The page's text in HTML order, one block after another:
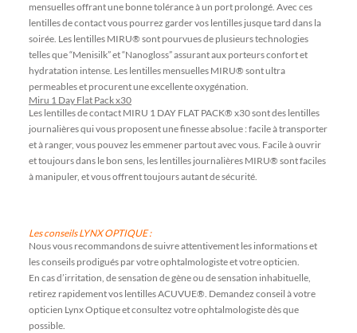
mensuelles offrant une bonne tolérance à un port prolongé. Avec ces
lentilles de contact vous pourrez garder vos lentilles jusque tard dans la
soirée. Les lentilles MIRU® sont pourvues de plusieurs technologies
telles que “Menisilk” et “Nanogloss” assurant aux porteurs confort et
hydratation intense. Les lentilles mensuelles MIRU® sont ultra
permeables et procurent une excellente oxygénation.
Miru 1 Day Flat Pack x30
Les lentilles de contact MIRU 1 DAY FLAT PACK® x30 sont des lentilles
journalières qui vous proposent une finesse absolue : facile à transporter
et à ranger, vous pouvez les emmener partout avec vous. Facile à ouvrir
et toujours dans le bon sens, les lentilles journalières MIRU® sont faciles
à manipuler, et vous offrent toujours autant de sécurité.
Les conseils LYNX OPTIQUE :
Nous vous recommandons de suivre attentivement les informations et
les conseils prodigués par votre ophtalmologiste et votre opticien.
En cas d’irritation, de sensation de gène ou de sensation inhabituelle,
retirez rapidement vos lentilles ACUVUE®. Demandez conseil à votre
opticien Lynx Optique et consultez votre ophtalmologiste dès que
possible.